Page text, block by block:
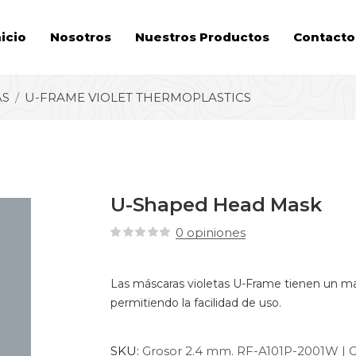
Nosotros Nuestros Productos Contacto
U-FRAME VIOLET THERMOPLASTICS
U-Shaped Head Mask
0 opiniones
Las máscaras violetas U-Frame tienen un
permitiendo la facilidad de uso.
SKU: Grosor 2.4 mm. RF-A101P-2001W |